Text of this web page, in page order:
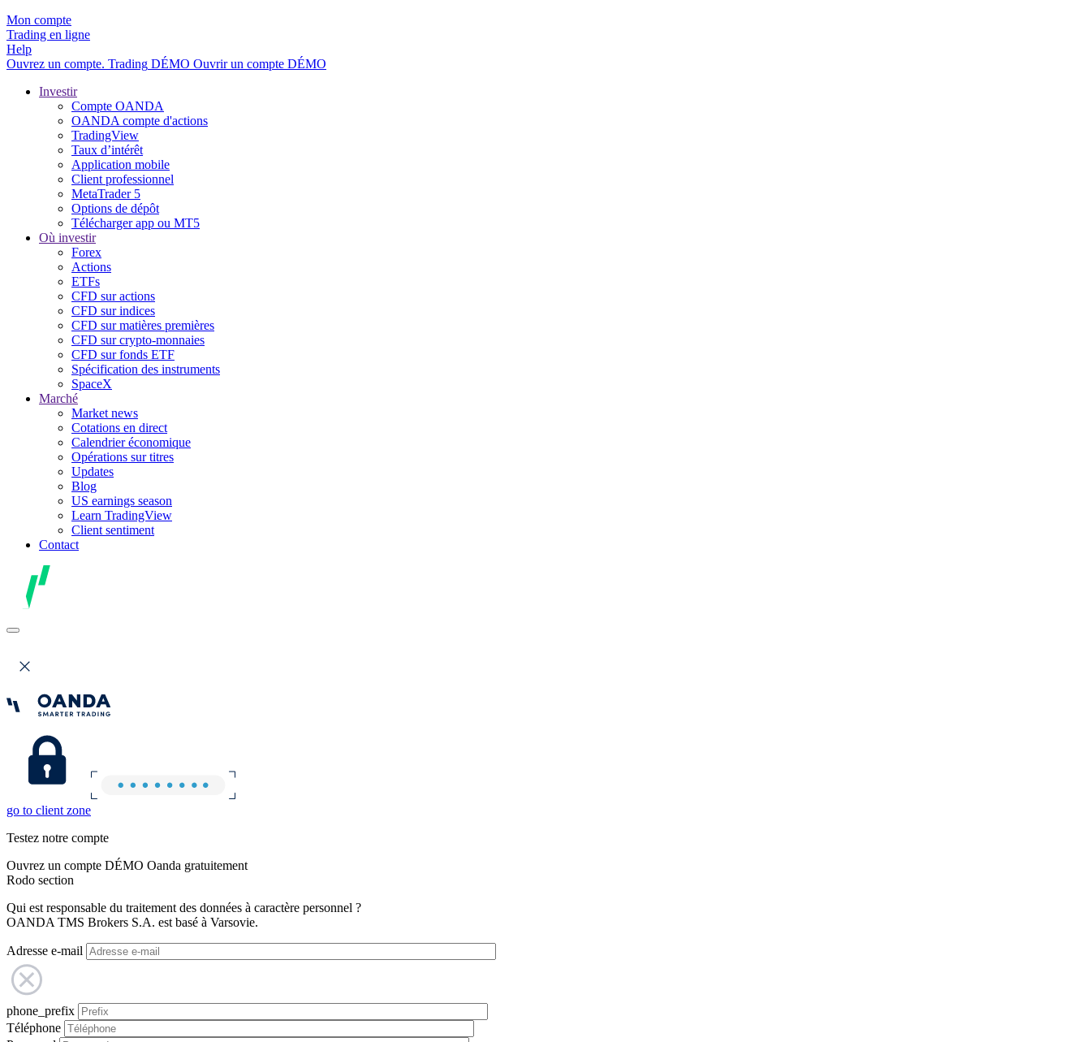
Mon compte
Trading en ligne
Help
Ouvrez un compte. Trading DÉMO Ouvrir un compte DÉMO
Investir
Compte OANDA
OANDA compte d'actions
TradingView
Taux d’intérêt
Application mobile
Client professionnel
MetaTrader 5
Options de dépôt
Télécharger app ou MT5
Où investir
Forex
Actions
ETFs
CFD sur actions
CFD sur indices
CFD sur matières premières
CFD sur crypto-monnaies
CFD sur fonds ETF
Spécification des instruments
SpaceX
Marché
Market news
Cotations en direct
Calendrier économique
Opérations sur titres
Updates
Blog
US earnings season
Learn TradingView
Client sentiment
Contact
go to client zone
Testez notre compte
Ouvrez un compte DÉMO Oanda gratuitement
Rodo section
Qui est responsable du traitement des données à caractère personnel ?
OANDA TMS Brokers S.A. est basé à Varsovie.
Adresse e-mail
phone_prefix
Téléphone